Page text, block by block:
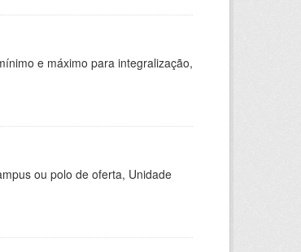
e máximo para integralização,
ou polo de oferta, Unidade